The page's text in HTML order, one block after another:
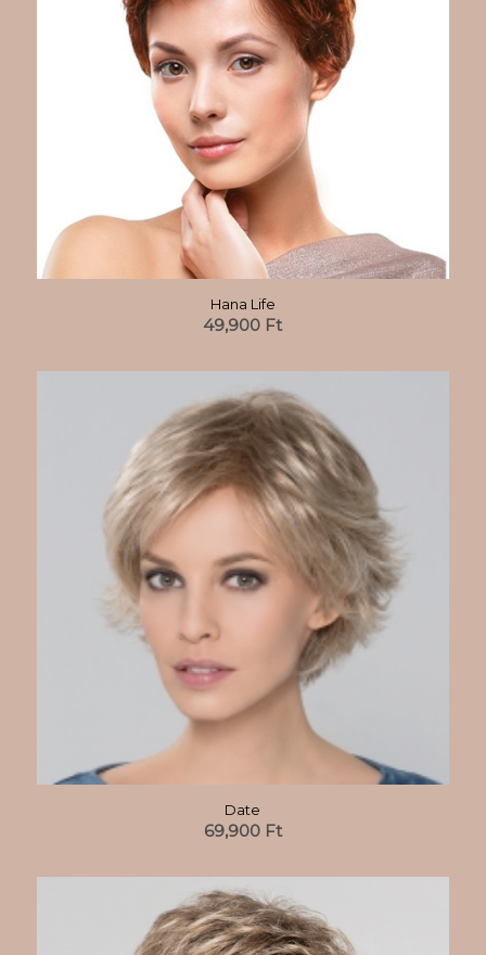
Hana Life
49,900 Ft
Date
69,900 Ft